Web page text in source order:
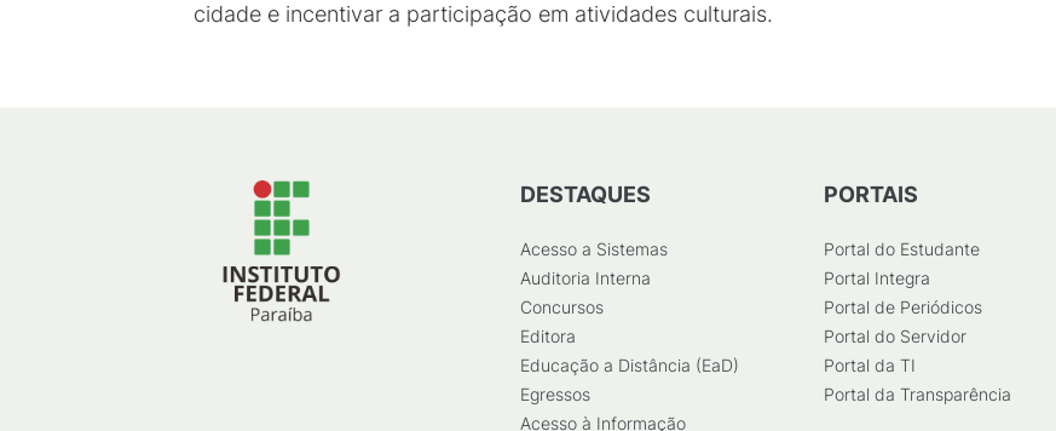
cidade e incentivar a participação em atividades culturais.
DESTAQUES
Acesso a Sistemas
Auditoria Interna
Concursos
Editora
Educação a Distância (EaD)
Egressos
Acesso à Informação
PORTAIS
Portal do Estudante
Portal Integra
Portal de Periódicos
Portal do Servidor
Portal da TI
Portal da Transparência